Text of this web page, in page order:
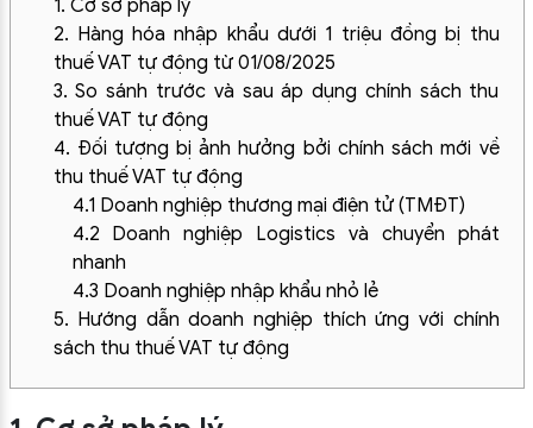
1. Cơ sở pháp lý
2. Hàng hóa nhập khẩu dưới 1 triệu đồng bị thu
thuế VAT tự động từ 01/08/2025
3. So sánh trước và sau áp dụng chính sách thu
thuế VAT tự động
4. Đối tượng bị ảnh hưởng bởi chính sách mới về
thu thuế VAT tự động
4.1 Doanh nghiệp thương mại điện tử (TMĐT)
4.2 Doanh nghiệp Logistics và chuyển phát
nhanh
4.3 Doanh nghiệp nhập khẩu nhỏ lẻ
5. Hướng dẫn doanh nghiệp thích ứng với chính
sách thu thuế VAT tự động